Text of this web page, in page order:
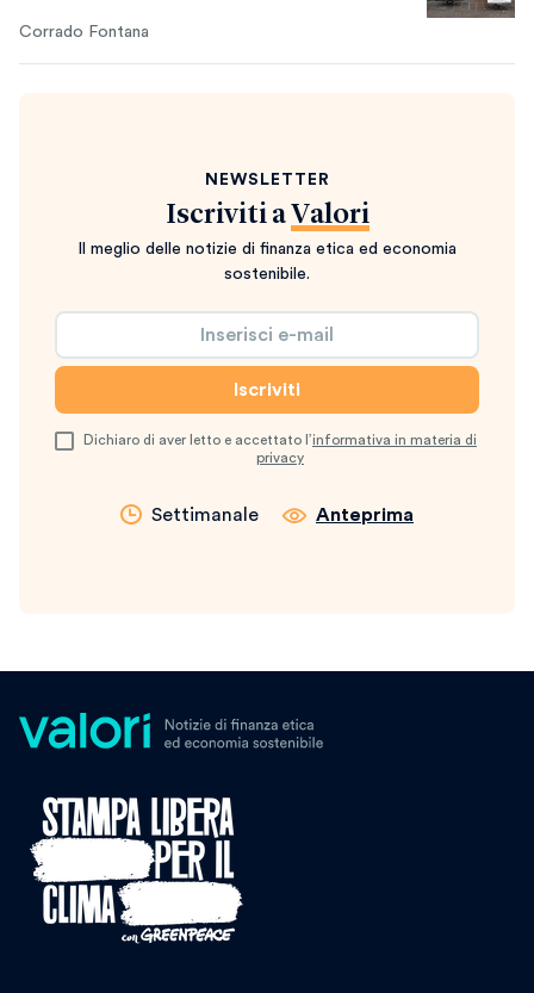
Corrado Fontana
NEWSLETTER
Iscriviti a Valori
Il meglio delle notizie di finanza etica ed economia
sostenibile.
Dichiaro di aver letto e accettato l’informativa in materia di
privacy
Settimanale Anteprima